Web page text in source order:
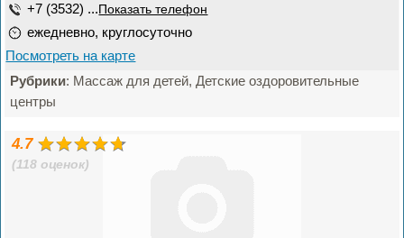
+7 (3532) ... Показать телефон
ежедневно, круглосуточно
Посмотреть на карте
Рубрики: Массаж для детей, Детские оздоровительные
центры
4.7
(118 оценок)